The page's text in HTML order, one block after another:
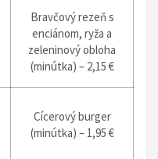
Bravčový rezeň s
enciánom, ryža a
zeleninový obloha
(minútka) – 2,15 €
Cícerový burger
(minútka) – 1,95 €